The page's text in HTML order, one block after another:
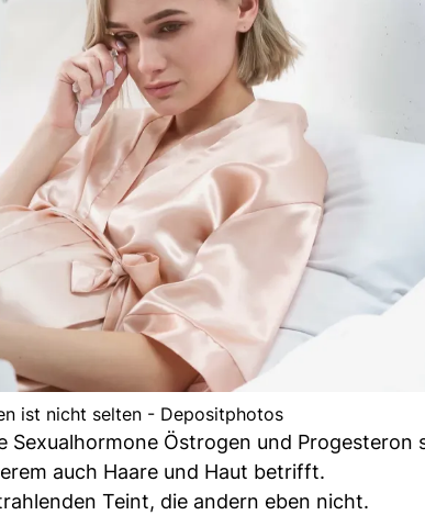
ist nicht selten - Depositphotos
Sexualhormone Östrogen und Progesteron
auch Haare und Haut betrifft.
Teint, die andern eben nicht.